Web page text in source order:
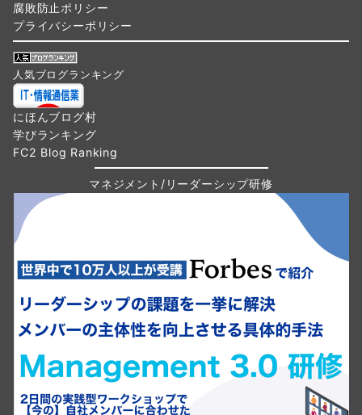
腐敗防止ポリシー
プライバシーポリシー
人気ブログランキング
にほんブログ村
学びランキング
FC2 Blog Ranking
マネジメント/リーダーシップ研修